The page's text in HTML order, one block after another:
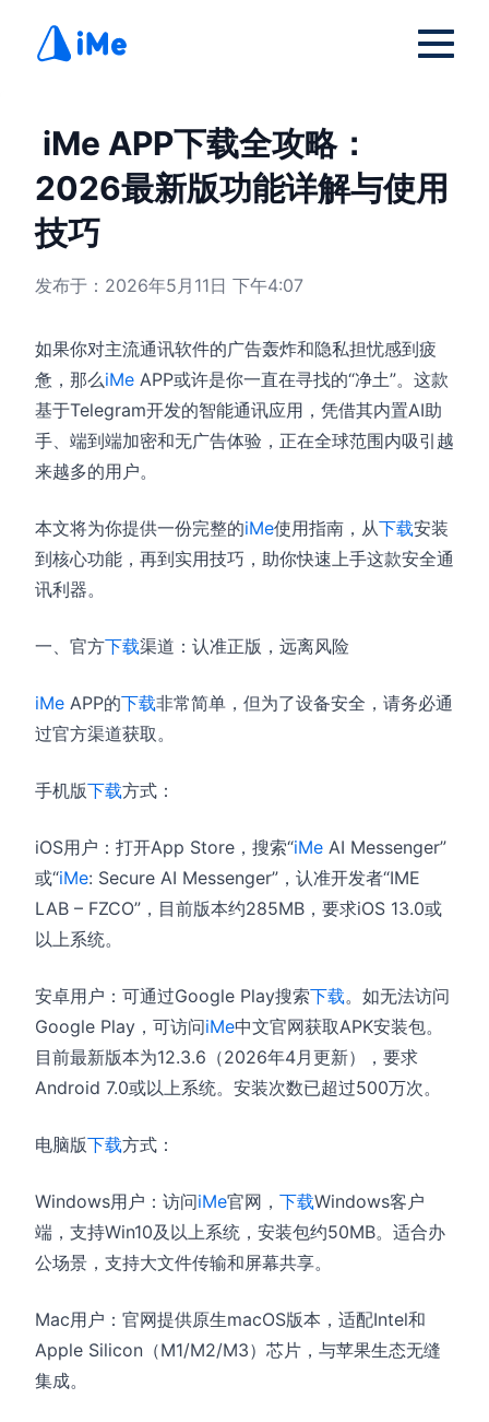
iMe APP下载全攻略：
2026最新版功能详解与使用
技巧
发布于：2026年5月11日 下午4:07
如果你对主流通讯软件的广告轰炸和隐私担忧感到疲
惫，那么iMe APP或许是你一直在寻找的“净土”。这款
基于Telegram开发的智能通讯应用，凭借其内置AI助
手、端到端加密和无广告体验，正在全球范围内吸引越
来越多的用户。
本文将为你提供一份完整的iMe使用指南，从下载安装
到核心功能，再到实用技巧，助你快速上手这款安全通
讯利器。
一、官方下载渠道：认准正版，远离风险
iMe APP的下载非常简单，但为了设备安全，请务必通
过官方渠道获取。
手机版下载方式：
iOS用户：打开App Store，搜索“iMe AI Messenger”
或“iMe: Secure AI Messenger”，认准开发者“IME
LAB – FZCO”，目前版本约285MB，要求iOS 13.0或
以上系统。
安卓用户：可通过Google Play搜索下载。如无法访问
Google Play，可访问iMe中文官网获取APK安装包。
目前最新版本为12.3.6（2026年4月更新），要求
Android 7.0或以上系统。安装次数已超过500万次。
电脑版下载方式：
Windows用户：访问iMe官网， 下载Windows客户
端，支持Win10及以上系统，安装包约50MB。适合办
公场景，支持大文件传输和屏幕共享。
Mac用户：官网提供原生macOS版本，适配Intel和
Apple Silicon（M1/M2/M3）芯片，与苹果生态无缝
集成。